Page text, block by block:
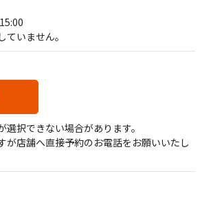
いません。
択できない場合があります。
が店舗へ直接予約のお電話をお願いいたし